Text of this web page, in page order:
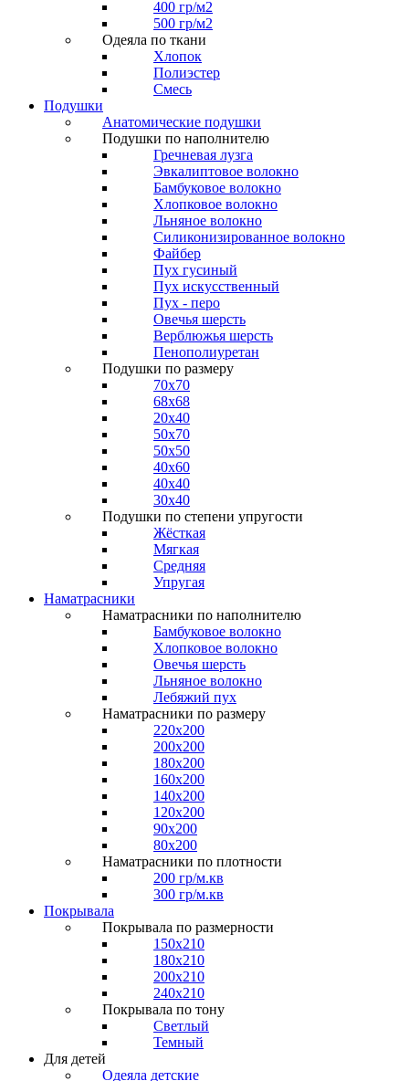
400 гр/м2
500 гр/м2
Одеяла по ткани
Хлопок
Полиэстер
Смесь
Подушки
Анатомические подушки
Подушки по наполнителю
Гречневая лузга
Эвкалиптовое волокно
Бамбуковое волокно
Хлопковое волокно
Льняное волокно
Силиконизированное волокно
Файбер
Пух гусиный
Пух искусственный
Пух - перо
Овечья шерсть
Верблюжья шерсть
Пенополиуретан
Подушки по размеру
70x70
68x68
20x40
50x70
50x50
40x60
40x40
30x40
Подушки по степени упругости
Жёсткая
Мягкая
Средняя
Упругая
Наматрасники
Наматрасники по наполнителю
Бамбуковое волокно
Хлопковое волокно
Овечья шерсть
Льняное волокно
Лебяжий пух
Наматрасники по размеру
220x200
200x200
180x200
160x200
140x200
120x200
90x200
80x200
Наматрасники по плотности
200 гр/м.кв
300 гр/м.кв
Покрывала
Покрывала по размерности
150x210
180x210
200x210
240x210
Покрывала по тону
Светлый
Темный
Для детей
Одеяла детские